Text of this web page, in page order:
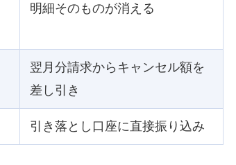
明細そのものが消える
翌月分請求からキャンセル額を
差し引き
引き落とし口座に直接振り込み